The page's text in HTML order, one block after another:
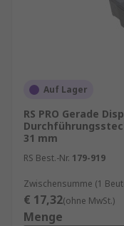
Auf Lager
RS PRO Gerade
31 mm
RS Best.-Nr. 179-919
Zwischensumme (1
€ 17,32(ohne MwSt.)
Menge